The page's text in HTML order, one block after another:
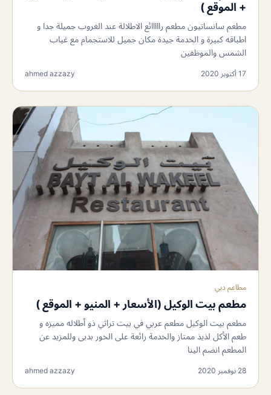
+ الموقع )
مطعم سانساتيون مطعم رااااائع الاطلالة عند الغروب جميلة جدا و
اطباقه كبيرة و الخدمة جيدة مكان جميل للاستجمام مع غياب
الشمس والموظفين
17 أكتوبر 2020 ahmed azzazy
مطاعم دبي
مطعم بيت الوكيل (الأسعار + المنيو + الموقع )
مطعم بيت الوكيل مطعم عربي في بيت تراثي ذو أطلاله مميزه و
طعم الأكل لذيذ ممتاز والخدمة رائعة على الخور بدبى وللمزيد عن
المطعم انضم الينا
28 نوفمبر 2020 ahmed azzazy